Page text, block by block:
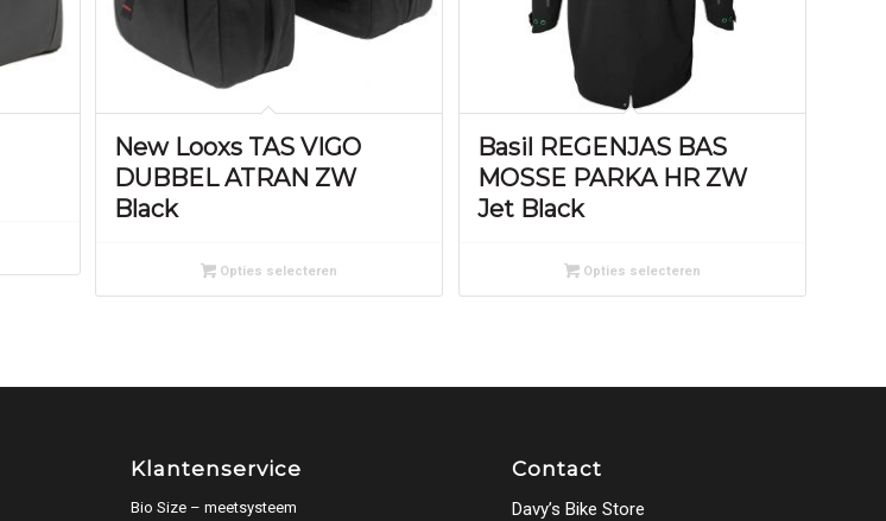
New Looxs TAS VIGO
DUBBEL ATRAN ZW
Black
Opties selecteren
Basil REGENJAS BAS
MOSSE PARKA HR ZW
Jet Black
Opties selecteren
Klantenservice
Bio Size – meetsysteem
Contact
Davy’s Bike Store